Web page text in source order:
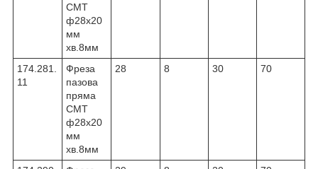
CMT
ф28х20
мм
хв.8мм
174.281.
11
Фреза
пазова
пряма
CMT
ф28х20
мм
хв.8мм
28 8 30 70